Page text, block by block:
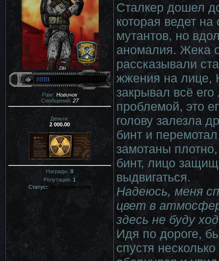
Ранг: Новичок
Сообщений: 27
Деньги:
2 000.00
Награды: 0
Репутация:1
Статус: За Периметром
Сталкер дошел
которая ведет
мутантов, но
аномалия. Жека
рассказывали
жжения на лице,
закрывал всё
проблемой, это
голову залезла
бинт и
замотаны
бинт, лицо
выдвигаться.
Надеюсь, меня
цвет в
здесь не буду
Идя по дороге,
спустя